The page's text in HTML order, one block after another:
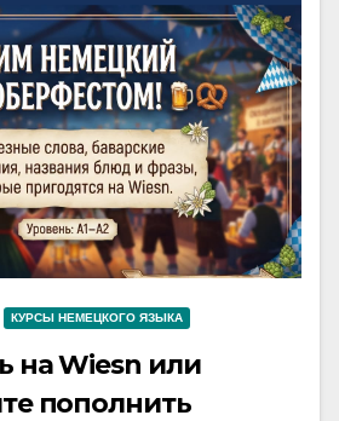
КУРСЫ НЕМЕЦКОГО ЯЗЫКА
на Wiesn или
пополнить